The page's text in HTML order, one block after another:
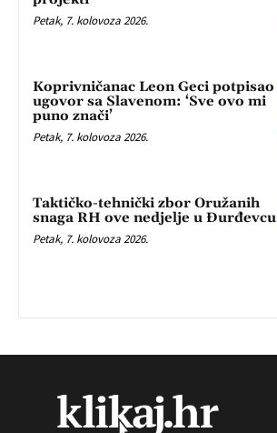
Petak, 7. kolovoza 2026.
Koprivničanac Leon Geci potpisao
ugovor sa Slavenom: ‘Sve ovo mi
puno znači’
Petak, 7. kolovoza 2026.
Taktičko-tehnički zbor Oružanih
snaga RH ove nedjelje u Đurđevcu
Petak, 7. kolovoza 2026.